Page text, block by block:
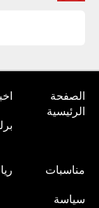
الصفحة
الرئيسية
مناسبات
سياسة